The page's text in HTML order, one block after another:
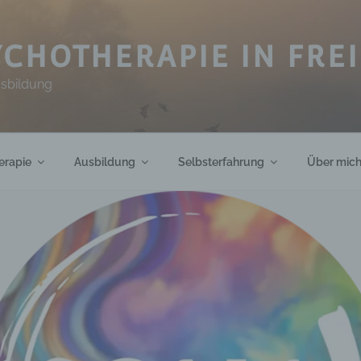
IN
Ausbildung Selbsterfahrung Über mich